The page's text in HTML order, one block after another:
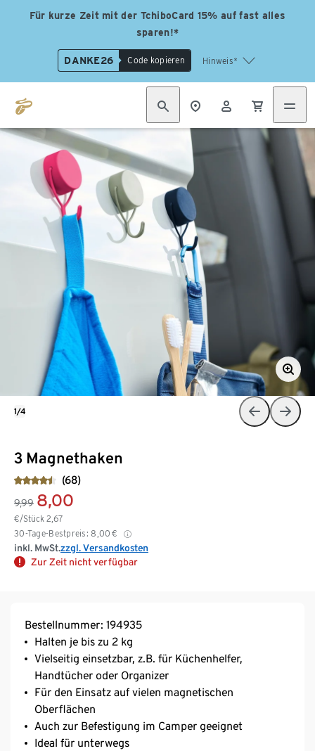
Für kurze Zeit mit der TchiboCard 15% auf fast alles
sparen!*
DANKE26 Code kopieren Hinweis*
3 Magnethaken
(68)
9,99 8,00
€/Stück 2,67
30-Tage-Bestpreis: 8,00 €
inkl. MwSt.zzgl. Versandkosten
Zur Zeit nicht verfügbar
1/4
Bestellnummer: 194935
Halten je bis zu 2 kg
Vielseitig einsetzbar, z.B. für Küchenhelfer,
Handtücher oder Organizer
Für den Einsatz auf vielen magnetischen
Oberflächen
Auch zur Befestigung im Camper geeignet
Ideal für unterwegs